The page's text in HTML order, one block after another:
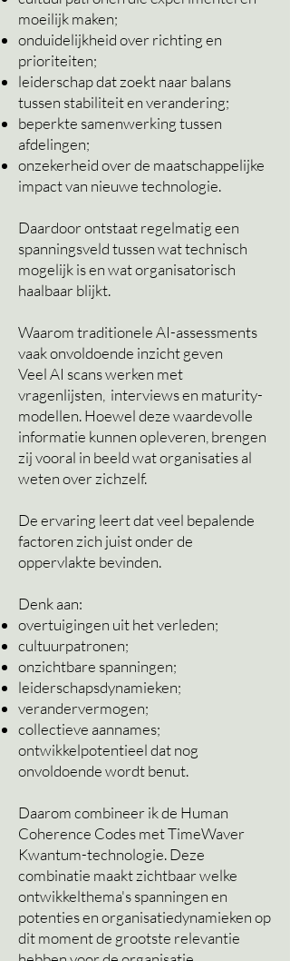
moeilijk maken;
onduidelijkheid over richting en
prioriteiten;
leiderschap dat zoekt naar balans
tussen stabiliteit en verandering;
beperkte samenwerking tussen
afdelingen;
onzekerheid over de maatschappelijke
impact van nieuwe technologie.
Daardoor ontstaat regelmatig een
spanningsveld tussen wat technisch
mogelijk is en wat organisatorisch
haalbaar blijkt.
Waarom traditionele AI-assessments
vaak onvoldoende inzicht geven
Veel AI scans werken met
vragenlijsten, interviews en maturity-
modellen. Hoewel deze waardevolle
informatie kunnen opleveren, brengen
zij vooral in beeld wat organisaties al
weten over zichzelf.
De ervaring leert dat veel bepalende
factoren zich juist onder de
oppervlakte bevinden.
Denk aan:
overtuigingen uit het verleden;
cultuurpatronen;
onzichtbare spanningen;
leiderschapsdynamieken;
verandervermogen;
collectieve aannames;
ontwikkelpotentieel dat nog
onvoldoende wordt benut.
Daarom combineer ik de Human
Coherence Codes met TimeWaver
Kwantum-technologie. Deze
combinatie maakt zichtbaar welke
ontwikkelthema's spanningen en
potenties en organisatiedynamieken op
dit moment de grootste relevantie